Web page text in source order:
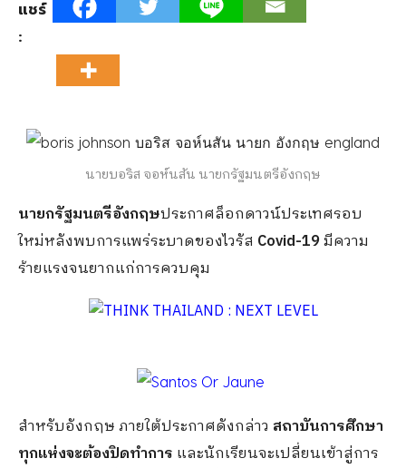
แชร์
:
นายบอริส จอห์นสัน นายกรัฐมนตรีอังกฤษ
นายกรัฐมนตรีอังกฤษประกาศล็อกดาวน์ประเทศรอบ
ใหม่หลังพบการแพร่ระบาดของไวรัส Covid-19มีความ
ร้ายแรงจนยากแก่การควบคุม
สำหรับอังกฤษ ภายใต้ประกาศดังกล่าว สถาบันการศึกษา
ทุกแห่งจะต้องปิดทำการ และนักเรียนจะเปลี่ยนเข้าสู่การ